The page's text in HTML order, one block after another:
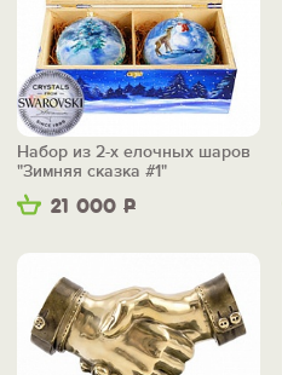
21 000 Р
Набор из 2-х елочных шаров
"Зимняя сказка #1"